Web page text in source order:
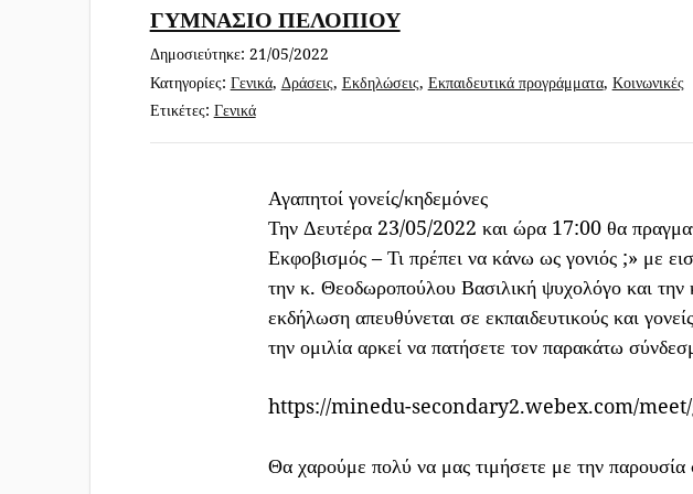
Παραδοσιακοί χοροί
Πρόγραμμα εορτασμού
Εθνικής Επετείου της
Πανελλήνια Σχολική
Ημέρα κατά της Βίας στο
8 Μαρτίου – Παγκόσμια
Ημέρα της Γυναίκας
κατά του σχολικού
οδηγίες
ΓΥΜΝΑΣΙΟ ΠΕΛΟΠΙΟΥ
Δημοσιεύτηκε: 21/05/2022
Κατηγορίες: Γενικά, Δράσεις, Εκδηλώσεις, Εκπαιδευτικά προγράμματα, Κοινωνικές
Ετικέτες: Γενικά
Αγαπητοί γονείς/κηδεμόνες
Την Δευτέρα 23/05/2022 και ώρα 17:00 θα
Εκφοβισμός – Τι πρέπει να κάνω ως γονιός ;» με
την κ. Θεοδωροπούλου Βασιλική ψυχολόγο και
εκδήλωση απευθύνεται σε εκπαιδευτικούς και
την ομιλία αρκεί να πατήσετε τον παρακάτω
https://minedu-secondary2.webex.com/
Θα χαρούμε πολύ να μας τιμήσετε με την παρουσία